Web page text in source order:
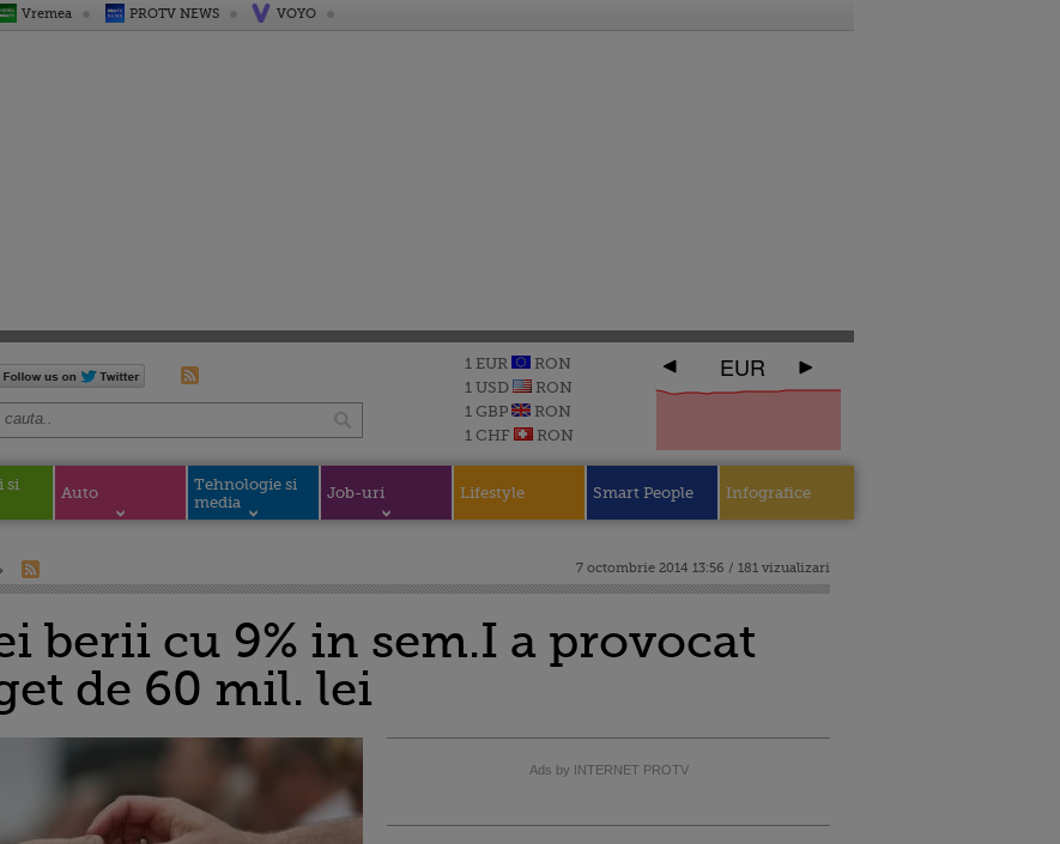
Vremea PROTV NEWS VOYO
1 EUR
RON
1 USD
RON
1 GBP
RON
1 CHF
RON
EUR
si
Auto
Tehnologie si
media
Job-uri Lifestyle Smart People Infografice
7 octombrie 2014 13:56 / 181 vizualizari
berii cu 9% in sem.I a provocat
de 60 mil. lei
Ads by INTERNET PROTV